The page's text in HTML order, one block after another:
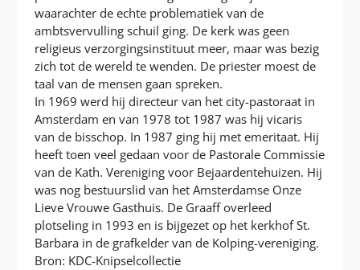
waarachter de echte problematiek van de
ambtsvervulling schuil ging. De kerk was geen
religieus verzorgingsinstituut meer, maar was bezig
zich tot de wereld te wenden. De priester moest de
taal van de mensen gaan spreken.
In 1969 werd hij directeur van het city-pastoraat in
Amsterdam en van 1978 tot 1987 was hij vicaris
van de bisschop. In 1987 ging hij met emeritaat. Hij
heeft toen veel gedaan voor de Pastorale Commissie
van de Kath. Vereniging voor Bejaardentehuizen. Hij
was nog bestuurslid van het Amsterdamse Onze
Lieve Vrouwe Gasthuis. De Graaff overleed
plotseling in 1993 en is bijgezet op het kerkhof St.
Barbara in de grafkelder van de Kolping-vereniging.
Bron: KDC-Knipselcollectie